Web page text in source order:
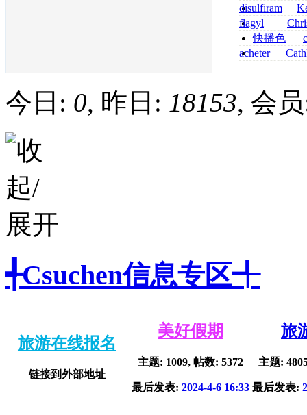
pregabalin 300
zolpidem usa
disulfiram
sans
flagyl
senza
flagyl si può co
快播色
综合
acheter
今日: 0, 昨日: 18153, 会
╃Csuchen信息专区╃
旅游在线报名
链接到外部地址
美好假期
主题: 1009, 帖数: 5372
最后发表: 2024-4-6 16:33
旅
主题:
最后发表: